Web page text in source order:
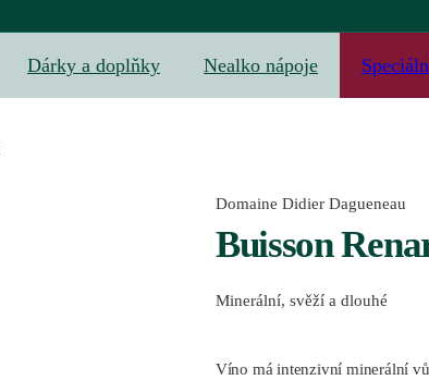
Dárky a doplňky Nealko nápoje
Domaine Didier Dagueneau
Buisson
Minerální, svěží a dlouhé
Víno má intenzivní minerální